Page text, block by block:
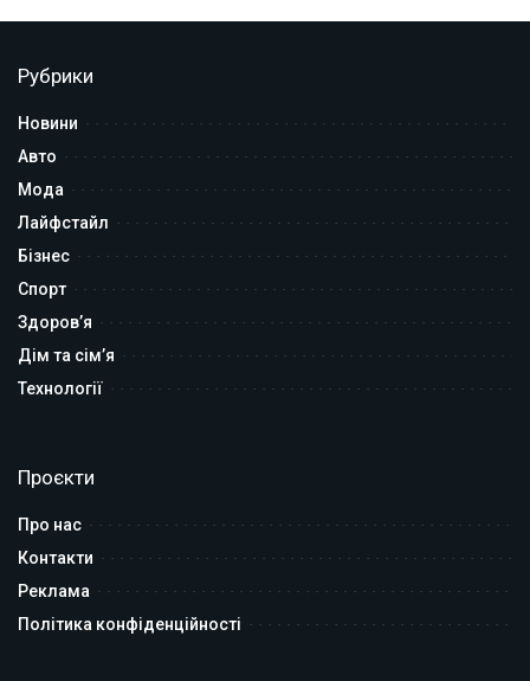
Рубрики
Новини
Авто
Мода
Лайфстайл
Бізнес
Спорт
Здоров’я
Дім та сім’я
Технології
Проєкти
Про нас
Контакти
Реклама
Політика конфіденційності